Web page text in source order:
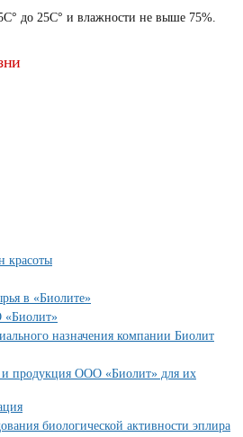
до 25С° и влажности не выше 75%.
красоты
в «Биолите»
«Биолит»
назначения компании Биолит
и продукция ООО «Биолит» для их
биологической активности эплира